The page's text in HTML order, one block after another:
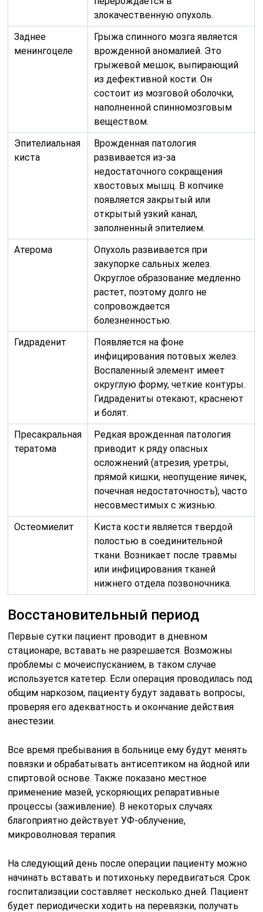
злокачественную опухоль.
Заднее
менингоцеле
Грыжа спинного мозга является
врожденной аномалией. Это
грыжевой мешок, выпирающий
из дефективной кости. Он
состоит из мозговой оболочки,
наполненной спинномозговым
веществом.
Эпителиальная
киста
Врожденная патология
развивается из-за
недостаточного сокращения
хвостовых мышц. В копчике
появляется закрытый или
открытый узкий канал,
заполненный эпителием.
Атерома
Опухоль развивается при
закупорке сальных желез.
Округлое образование медленно
растет, поэтому долго не
сопровождается
болезненностью.
Гидраденит
Появляется на фоне
инфицирования потовых желез.
Воспаленный элемент имеет
округлую форму, четкие контуры.
Гидрадениты отекают, краснеют
и болят.
Пресакральная
тератома
Редкая врожденная патология
приводит к ряду опасных
осложнений (атрезия, уретры,
прямой кишки, неопущение яичек,
почечная недостаточность), часто
несовместимых с жизнью.
Остеомиелит
Киста кости является твердой
полостью в соединительной
ткани. Возникает после травмы
или инфицирования тканей
нижнего отдела позвоночника.
Восстановительный период
Первые сутки пациент проводит в дневном
стационаре, вставать не разрешается. Возможны
проблемы с мочеиспусканием, в таком случае
используется катетер. Если операция проводилась под
общим наркозом, пациенту будут задавать вопросы,
проверяя его адекватность и окончание действия
анестезии.
Все время пребывания в больнице ему будут менять
повязки и обрабатывать антисептиком на йодной или
спиртовой основе. Также показано местное
применение мазей, ускоряющих репаративные
процессы (заживление). В некоторых случаях
благоприятно действует УФ-облучение,
микроволновая терапия.
На следующий день после операции пациенту можно
начинать вставать и потихоньку передвигаться. Срок
госпитализации составляет несколько дней. Пациент
будет периодически ходить на перевязки, получать